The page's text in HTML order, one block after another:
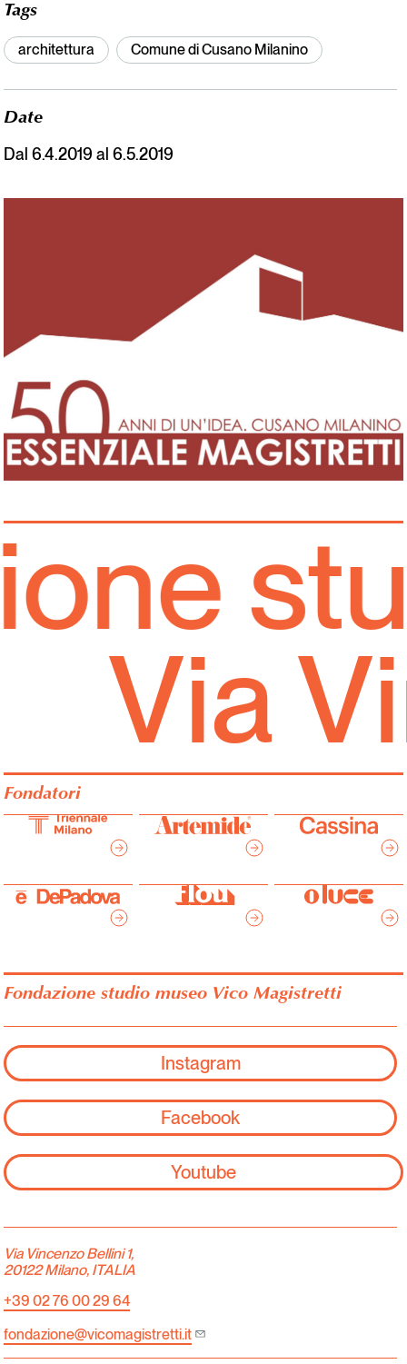
Tags
architettura Comune di Cusano Milanino
Date
Dal 6.4.2019 al 6.5.2019
Via
Fondatori
Fondazione studio museo Vico Magistretti
Instagram
Facebook
Youtube
Via Vincenzo Bellini 1,
20122 Milano, ITALIA
+39 02 76 00 29 64
fondazione@vicomagistretti.it